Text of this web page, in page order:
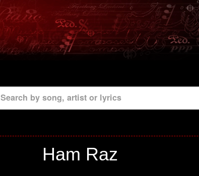
Search by song, artist or lyrics
Ham Raz